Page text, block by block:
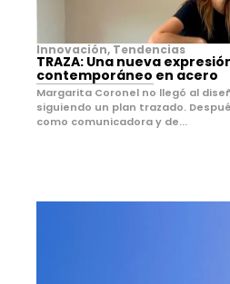
Innovación, Tendencias
TRAZA: Una nueva
contemporáneo en acero
Margarita Coronel no llegó al
siguiendo un plan trazado.
como comunicadora y de...